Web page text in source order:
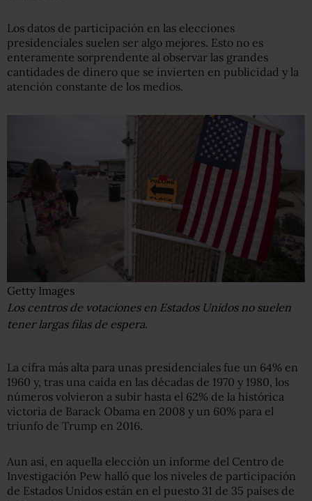
Los datos de participación en las elecciones
presidenciales suelen ser algo mejores. Esto no es
enteramente sorprendente al observar las grandes
cantidades de dinero que se invierten en publicidad y la
atención constante de los medios.
Getty Images
Los centros de votaciones en Estados Unidos no suelen
tener largas filas de espera.
La cifra más alta para unas presidenciales fue un 64% en
1960 y, tras una caída en las décadas de 1970 y 1980, los
números volvieron a subir hasta el 62% de la histórica
victoria de Barack Obama en 2008 y un 60% para el
triunfo de Trump en 2016.
Aun así, en aquella elección un informe del Centro de
Investigación Pew halló que los niveles de participación
de Estados Unidos están en el puesto 31 de 35 países de